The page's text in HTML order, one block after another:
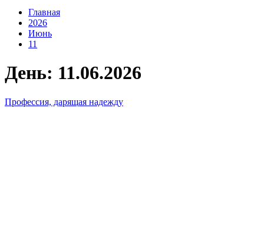
Главная
2026
Июнь
11
День: 11.06.2026
Профессия, дарящая надежду